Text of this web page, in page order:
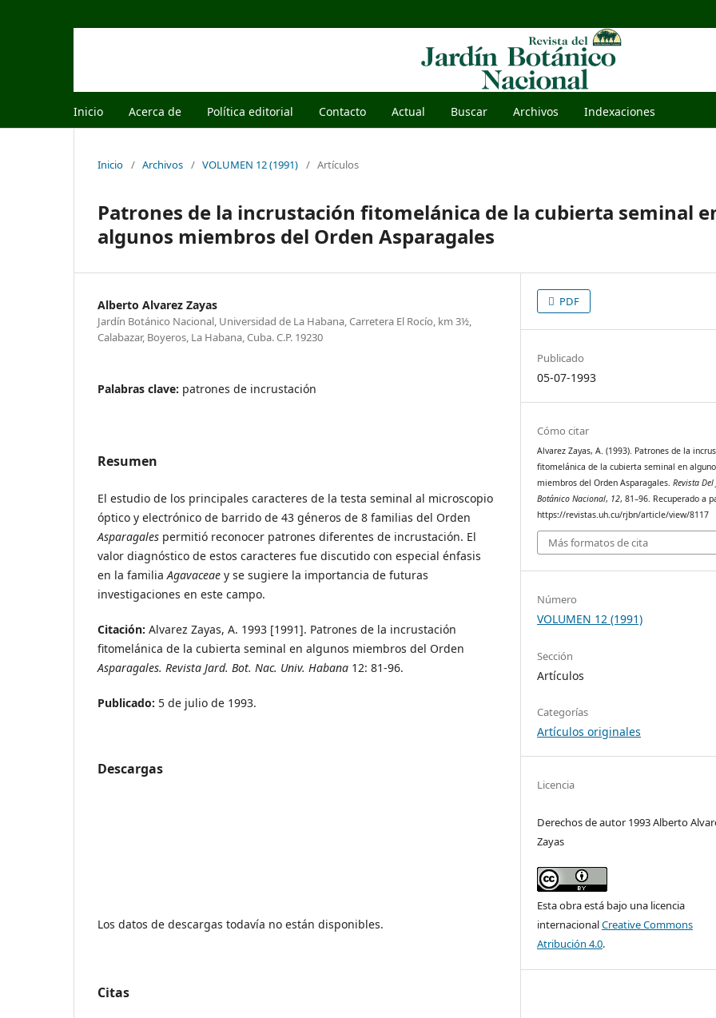
Inicio Acerca de Política editorial Contacto Actual Buscar Archivos Indexaciones
Inicio / Archivos / VOLUMEN 12 (1991) / Artículos
Patrones de la incrustación fitomelánica de la cubierta seminal
algunos miembros del Orden Asparagales
Alberto Alvarez Zayas
Jardín Botánico Nacional, Universidad de La Habana, Carretera El Rocío, km 3½,
Calabazar, Boyeros, La Habana, Cuba. C.P. 19230
Palabras clave: patrones de incrustación
Resumen
El estudio de los principales caracteres de la testa seminal al microscopio
óptico y electrónico de barrido de 43 géneros de 8 familias del Orden
Asparagales permitió reconocer patrones diferentes de incrustación. El
valor diagnóstico de estos caracteres fue discutido con especial énfasis
en la familiaAgavaceae y se sugiere la importancia de futuras
investigaciones en este campo.
Citación: Alvarez Zayas, A. 1993 [1991]. Patrones de la incrustación
fitomelánica de la cubierta seminal en algunos miembros del Orden
Asparagales. Revista Jard. Bot. Nac. Univ. Habana 12: 81-96.
Publicado: 5 de julio de 1993.
Descargas
Los datos de descargas todavía no están disponibles.
Citas
PDF
Publicado
05-07-1993
Cómo citar
Alvarez Zayas, A. (1993). Patrones de la
fitomelánica de la cubierta seminal en
miembros del Orden Asparagales.Revista
Botánico Nacional, 12, 81–96. Recuperado a
https://revistas.uh.cu/rjbn/article/view/8117
Más formatos de cita
Número
VOLUMEN 12 (1991)
Sección
Artículos
Categorías
Artículos originales
Licencia
Derechos de autor 1993 Alberto
Zayas
Esta obra está bajo una licencia
internacionalCreative Commons
Atribución 4.0.